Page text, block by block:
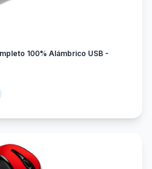
100% Alámbrico USB -